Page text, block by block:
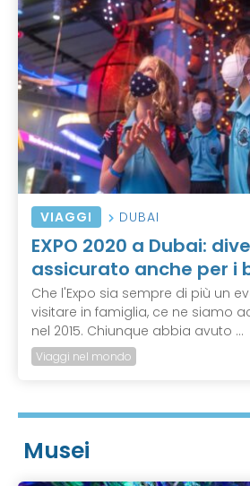
VIAGGI DUBAI
EXPO 2020 a Dubai:
assicurato anche per i
Che l'Expo sia sempre di più un
visitare in famiglia, ce ne siamo
nel 2015. Chiunque abbia avuto ...
Viaggi nel mondo
Musei